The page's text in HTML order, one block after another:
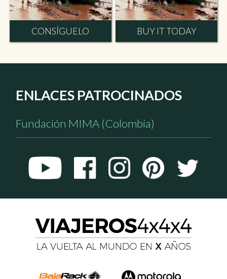
CONSÍGUELO BUY IT TODAY
ENLACES PATROCINADOS
Fundación MIMA (Colombia)